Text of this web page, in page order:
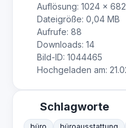
Auflösung: 1024 ×
Dateigröße: 0,04 MB
Aufrufe: 88
Downloads: 14
Bild-ID: 1044465
Hochgeladen am:
Schlagworte